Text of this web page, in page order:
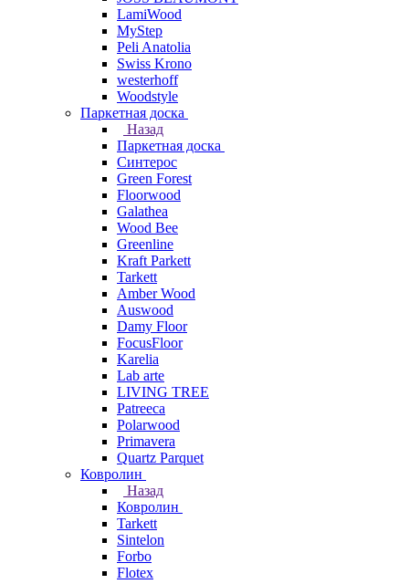
LamiWood
MyStep
Peli Anatolia
Swiss Krono
westerhoff
Woodstyle
Паркетная доска
Назад
Паркетная доска
Синтерос
Green Forest
Floorwood
Galathea
Wood Bee
Greenline
Kraft Parkett
Tarkett
Amber Wood
Auswood
Damy Floor
FocusFloor
Karelia
Lab arte
LIVING TREE
Patreeca
Polarwood
Primavera
Quartz Parquet
Ковролин
Назад
Ковролин
Tarkett
Sintelon
Forbo
Flotex